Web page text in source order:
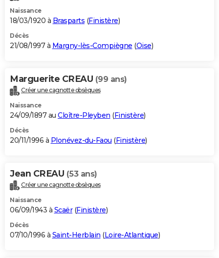
Naissance
18/03/1920 à Brasparts (Finistère)
Décès
21/08/1997 à Margny-lès-Compiègne (Oise)
Marguerite CREAU (99 ans)
Créer une cagnotte obsèques
Naissance
24/09/1897 au Cloître-Pleyben (Finistère)
Décès
20/11/1996 à Plonévez-du-Faou (Finistère)
Jean CREAU (53 ans)
Créer une cagnotte obsèques
Naissance
06/09/1943 à Scaër(Finistère)
Décès
07/10/1996 à Saint-Herblain (Loire-Atlantique)